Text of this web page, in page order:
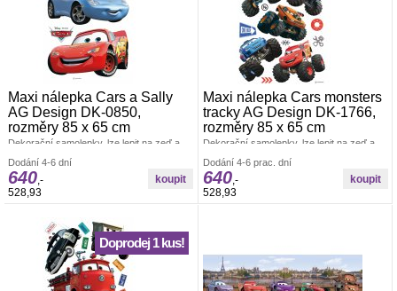
Maxi nálepka Cars a Sally
AG Design DK-0850,
rozměry 85 x 65 cm
Dekorační samolepky, lze lepit na zeď a
x 65 cm. Pokud je pevná zeď, tak lze lepit i
opakovaně. nálepky se aplikují jednotlivě.
Záleží jen na Vás, jak pokojíček
vydekorujete. Materiál bez ftalátů.
Dodání 4-6 dní
640,-
528,93
Maxi nálepka Cars monsters
tracky AG Design DK-1766,
rozměry 85 x 65 cm
Dekorační samolepky, lze lepit na zeď a
x 65 cm. Pokud je pevná zeď, tak lze lepit i
opakovaně. nálepky se aplikují jednotlivě.
Záleží jen na Vás, jak pokojíček
vydekorujete. Materiál bez ftalátů.
Dodání 4-6 prac. dní
640,-
528,93
Doprodej 1 kus!